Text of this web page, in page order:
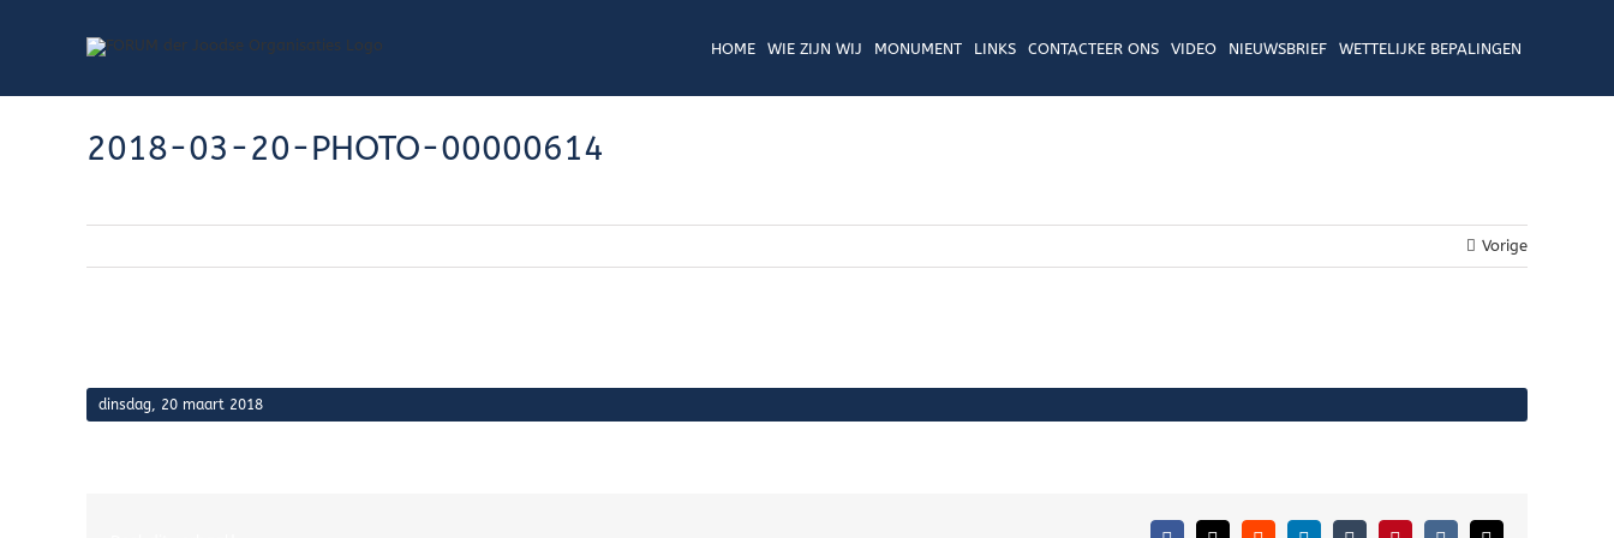
HOME WIE ZIJN WIJ MONUMENT LINKS CONTACTEER ONS VIDEO NIEUWSBRIEF WETTELIJKE BEPALINGEN
2018-03-20-PHOTO-00000614
Vorige
dinsdag, 20 maart 2018